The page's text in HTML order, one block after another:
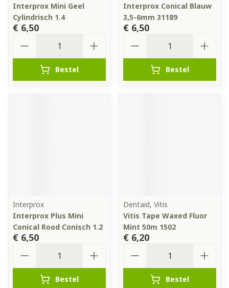
Interprox Mini Geel
Cylindrisch 1.4
€ 6,50
Bestel
Interprox Conical Blauw
3,5-6mm 31189
€ 6,50
Bestel
Interprox
Interprox Plus Mini
Conical Rood Conisch 1.2
€ 6,50
Bestel
Dentaid, Vitis
Vitis Tape Waxed Fluor
Mint 50m 1502
€ 6,20
Bestel